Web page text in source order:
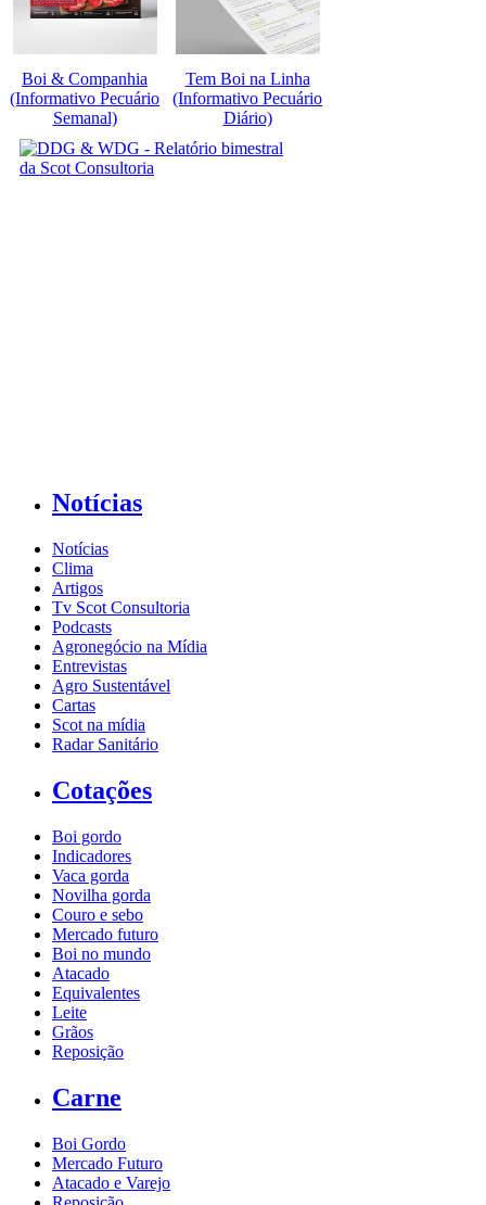
Boi & Companhia
(Informativo Pecuário
Semanal)
Tem Boi na Linha
(Informativo Pecuário
Diário)
Notícias
Notícias
Clima
Artigos
Tv Scot Consultoria
Podcasts
Agronegócio na Mídia
Entrevistas
Agro Sustentável
Cartas
Scot na mídia
Radar Sanitário
Cotações
Boi gordo
Indicadores
Vaca gorda
Novilha gorda
Couro e sebo
Mercado futuro
Boi no mundo
Atacado
Equivalentes
Leite
Grãos
Reposição
Carne
Boi Gordo
Mercado Futuro
Atacado e Varejo